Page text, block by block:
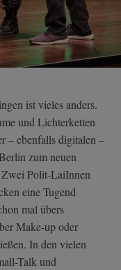
ist vieles anders.
und Lichterketten
– ebenfalls digitalen –
zum neuen
Polit-LaiInnen
eine Tugend
mal übers
Make-up oder
In den vielen
Talk und